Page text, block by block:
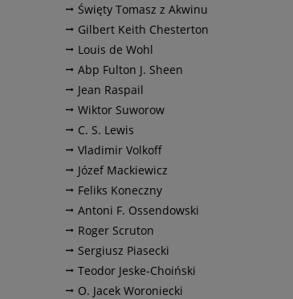
Święty Tomasz z Akwinu
Gilbert Keith Chesterton
Louis de Wohl
Abp Fulton J. Sheen
Jean Raspail
Wiktor Suworow
C. S. Lewis
Vladimir Volkoff
Józef Mackiewicz
Feliks Koneczny
Antoni F. Ossendowski
Roger Scruton
Sergiusz Piasecki
Teodor Jeske-Choiński
O. Jacek Woroniecki